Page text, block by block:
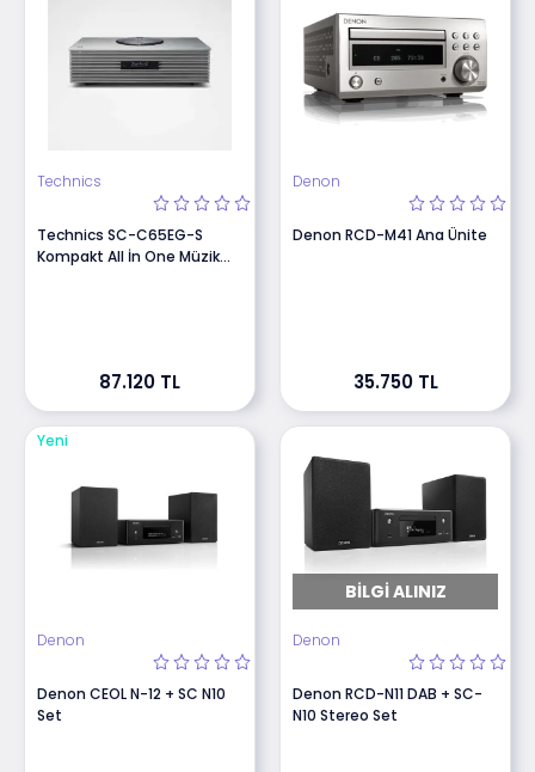
Technics
Technics SC-C65EG-S
Kompakt All İn One Müzik
87.120 TL
Denon
Denon RCD-M41 Ana Ünite
35.750 TL
Yeni
Denon
Denon CEOL N-12 + SC N10
Set
BILGI ALINIZ
Denon
Denon RCD-N11 DAB + SC-
N10 Stereo Set